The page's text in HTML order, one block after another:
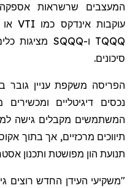
המעצבים שרשראות
עוקבות אינדקס כמו VTIאו
TQQQ ו-SQQQ מציגות
סיכונים.
הפריסה משקפת עניין
נכסים דיגיטליים
המשתמשים מקבלים גישה
תיווכים מרכזיים, אך בתוך
תנועת הון מפושטת ותכנון
"משקיעי העידן החדש רוצים